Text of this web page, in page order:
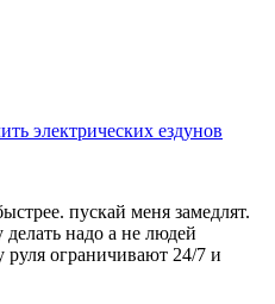
электрических ездунов
пускай меня замедлят.
надо а не людей
руля ограничивают 24/7 и